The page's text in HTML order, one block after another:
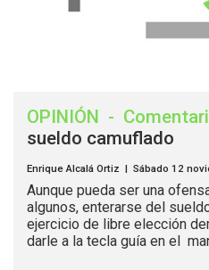
OPINIÓN -
sueldo camuflado
Enrique Alcalá Ortiz | Sábado 12
Aunque pueda ser una
algunos, enterarse del
ejercicio de libre elección
darle a la tecla guía en el